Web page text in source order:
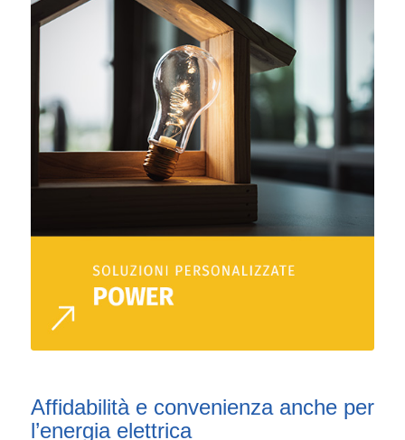
Affidabilità e convenienza anche per
l’energia elettrica